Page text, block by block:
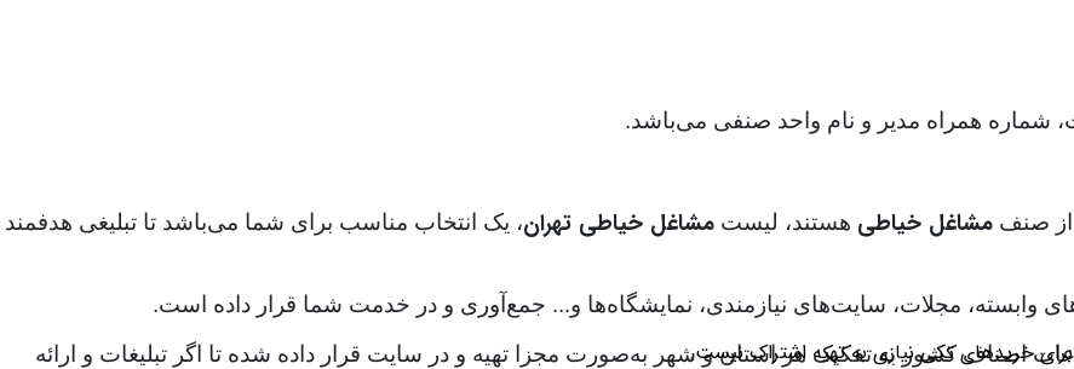
همراه مدیر و نام واحد صنفی می‌باشد.
از صنف مشاغل خیاطی هستند، لیست مشاغل خیاطی تهران، یک انتخاب مناسب برای شما می‌باشد تا تبلیغی هدفمند
وابسته، مجلات، سایت‌های نیازمندی، نمایشگاه‌ها و... جمع‌آوری و در خدمت شما قرار داده است.
اصناف کشور به تفکیک هر استان و شهر به‌صورت مجزا تهیه و در سایت قرار داده شده تا اگر تبلیغات و ارائه
خریدهای تکی نیازی به تهیه اشتراک نیست.